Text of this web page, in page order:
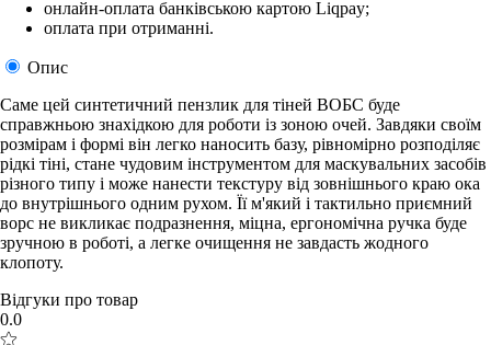
онлайн-оплата банківською картою Liqpay;
оплата при отриманні.
Опис
Саме цей синтетичний пензлик для тіней ВОБС буде
справжньою знахідкою для роботи із зоною очей. Завдяки своїм
розмірам і формі він легко наносить базу, рівномірно розподіляє
рідкі тіні, стане чудовим інструментом для маскувальних засобів
різного типу і може нанести текстуру від зовнішнього краю ока
до внутрішнього одним рухом. Її м'який і тактильно приємний
ворс не викликає подразнення, міцна, ергономічна ручка буде
зручною в роботі, а легке очищення не завдасть жодного
клопоту.
Відгуки про товар
0.0